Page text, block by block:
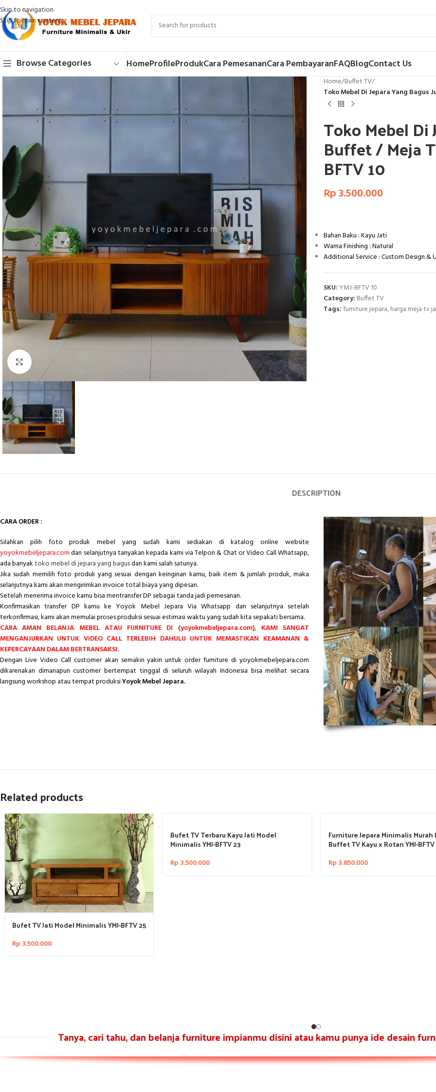
Skip to navigation
Skip to main content
Browse Categories HomeProfileProdukCara PemesananCara PembayaranFAQBlogContact Us
Home/Buffet TV/
Toko Mebel Di Jepara Yang Bagus
Toko Mebel Di
Buffet / Meja
BFTV 10
Rp3.500.000
Bahan Baku : Kayu Jati
Warna Finishing : Natural
Additional Service : Custom Design &
SKU: YMJ-BFTV 10
Category: Buffet TV
Tags:furniture jepara,harga meja tv
DESCRIPTION
CARA ORDER :
Silahkan pilih foto produk mebel yang sudah kami sediakan di katalog online website
yoyokmebeljepara.comdan selanjutnya tanyakan kepada kami via Telpon & Chat or Video Call Whatsapp,
ada banyaktoko mebel di jepara yang bagusdan kami salah satunya.
Jika sudah memilih foto produk yang sesuai dengan keinginan kamu, baik item & jumlah produk, maka
selanjutnya kami akan mengirimkan invoice total biaya yang dipesan.
Setelah menerima invoice kamu bisa mentransfer DP sebagai tanda jadi pemesanan.
Konfirmasikan transfer DP kamu ke Yoyok Mebel Jepara Via Whatsapp dan selanjutnya setelah
terkonfirmasi, kami akan memulai proses produksi sesuai estimasi waktu yang sudah kita sepakati bersama.
CARA AMAN BELANJA MEBEL ATAU FURNITURE DI (yoyokmebeljepara.com), KAMI SANGAT
MENGANJURKAN UNTUK VIDEO CALL TERLEBIH DAHULU UNTUK MEMASTIKAN KEAMANAN &
KEPERCAYAAN DALAM BERTRANSAKSI.
Dengan Live Video Call customer akan semakin yakin untuk order furniture di yoyokmebeljepara.com
dikarenakan dimanapun customer bertempat tinggal di seluruh wilayah Indonesia bisa melihat secara
langsung workshop atau tempat produksiYoyok Mebel Jepara.
Related products
Bufet TV Jati Model Minimalis YMJ-BFTV 25
Rp 3.500.000
Bufet TV Terbaru Kayu Jati Model
Minimalis YMJ-BFTV 23
Rp 3.500.000
Furniture Jepara Minimalis Murah
Buffet TV Kayu x Rotan YMJ-BFTV
Rp 3.850.000
Tanya, cari tahu, dan belanja furniture impianmu disini atau kamu punya ide desain